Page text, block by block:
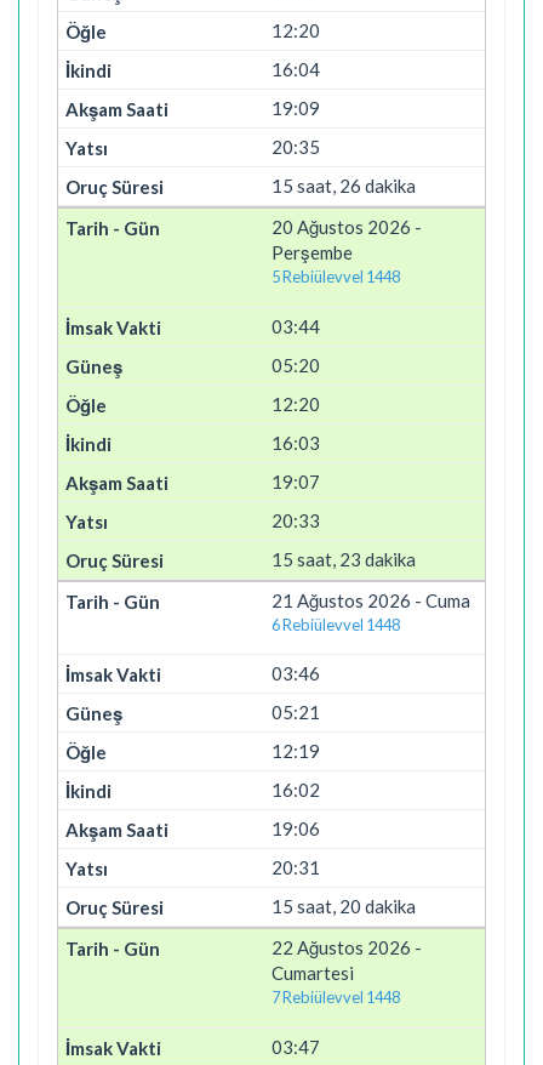
12:20
16:04
19:09
20:35
15 saat, 26 dakika
20 Ağustos 2026 -
Perşembe
5 Rebiülevvel 1448
03:44
05:20
12:20
16:03
19:07
20:33
15 saat, 23 dakika
21 Ağustos 2026 - Cuma
6 Rebiülevvel 1448
03:46
05:21
12:19
16:02
19:06
20:31
15 saat, 20 dakika
22 Ağustos 2026 -
Cumartesi
7 Rebiülevvel 1448
03:47